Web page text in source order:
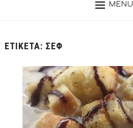
MENU
ΕΤΙΚΈΤΑ: ΣΕΦ